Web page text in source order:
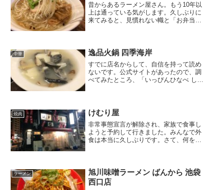
昔からあるラーメン屋さん。もう10年以
上は通っている気がします。久しぶりに
来てみると、見慣れない幟と「お弁当」
食店には大変な時代だと...
中華 逸品火鍋 四季海岸
すでに店名からして、自信を持って読め
ないです。公式サイトがあったので、調
べてみたところ、「いっぴんひなべ しき
くありません。むしろ僅少...
焼肉 けむり屋
非常事態宣言が解除され、家族で食事し
ようと予約して行きました。みんなで外
食は本当に久しぶりです。さて、何を食
す。私は池袋から歩いて行きまし...
ラーメン
旭川味噌ラーメン ばんから 池袋
西口店